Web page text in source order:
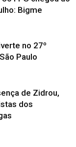
Bigme
no 27º
Paulo
de Zidrou,
dos